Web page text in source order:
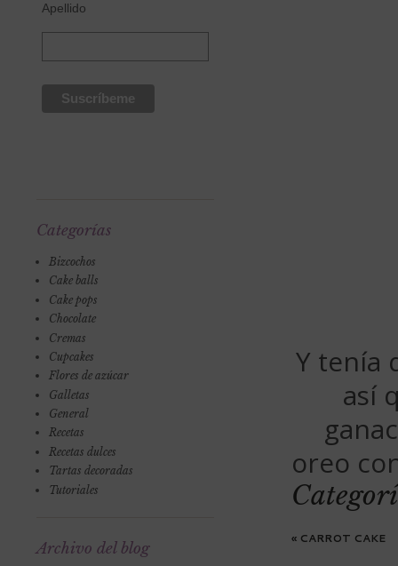
Apellido
Categorías
Bizcochos
Cake balls
Cake pops
Chocolate
Cremas
Cupcakes
Flores de azúcar
Galletas
General
Recetas
Recetas dulces
Tartas decoradas
Tutoriales
Archivo del blog
Y tenía
así
oreo
« CARROT CAKE